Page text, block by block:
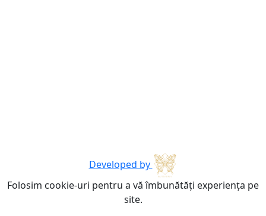
Developed by
Folosim cookie-uri pentru a vă îmbunătăți experiența pe
site.